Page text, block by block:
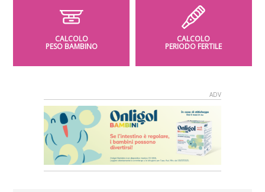
CALCOLO
PESO BAMBINO
CALCOLO
PERIODO FERTILE